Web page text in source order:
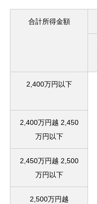
合計所得金額
2,400万円以下
2,400万円越 2,450
万円以下
2,450万円越 2,500
万円以下
2,500万円越